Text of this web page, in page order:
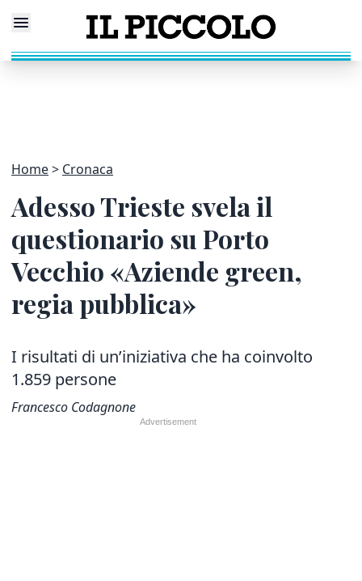
Home Cronaca
Adesso Trieste svela il
questionario su Porto
Vecchio «Aziende green,
regia pubblica»
I risultati di un’iniziativa che ha coinvolto
1.859 persone
Francesco Codagnone